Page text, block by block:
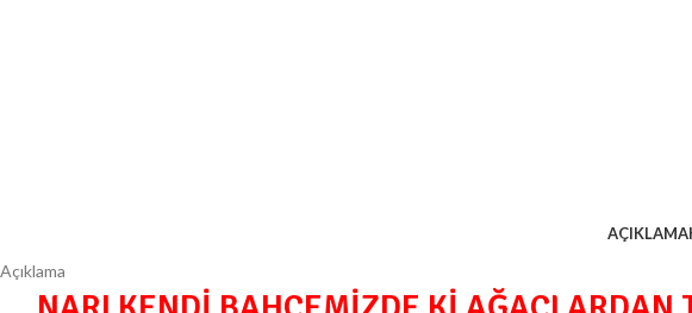
AÇIKLAMA
Açıklama